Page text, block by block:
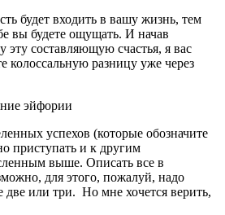
будет входить в вашу жизнь, тем
вы будете ощущать. И начав
эту составляющую счастья, я вас
колоссальную разницу уже через
успехов (которые обозначите
приступать и к другим
выше. Описать все в
для этого, пожалуй, надо
две или три. Но мне хочется верить,